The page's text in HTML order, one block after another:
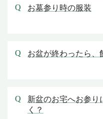
お墓参り時の服装
お盆が終わったら、
新盆のお宅へお参り
く？